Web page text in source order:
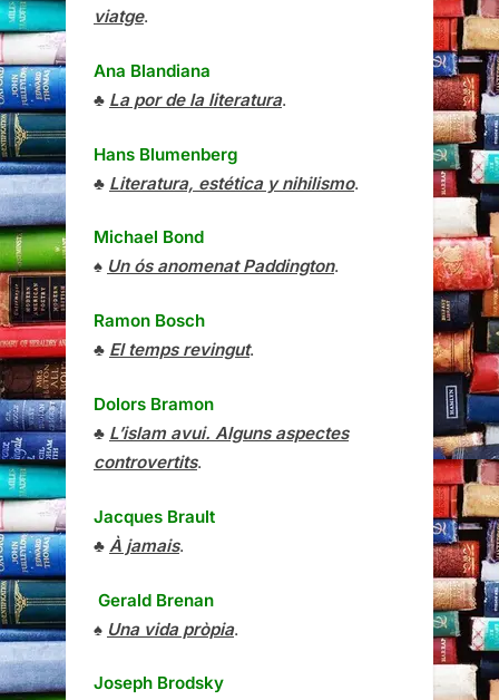
viatge.
Ana Blandiana
♣ La por de la literatura.
Hans Blumenberg
♣ Literatura, estética y nihilismo.
Michael Bond
♠ Un ós anomenat Paddington.
Ramon Bosch
♣ El temps revingut.
Dolors Bramon
♣ L’islam avui. Alguns aspectes
controvertits.
Jacques Brault
♣ À jamais.
Gerald Brenan
♠ Una vida pròpia.
Joseph Brodsky